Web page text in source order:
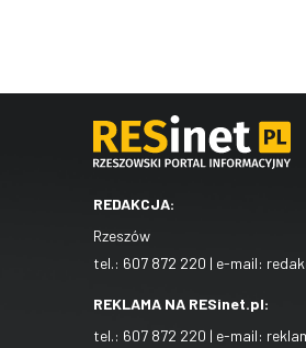
REDAKCJA:
Rzeszów
tel.: 607 872 220 | e-mail:
REKLAMA NA RESinet.pl:
tel.: 607 872 220 | e-mail: